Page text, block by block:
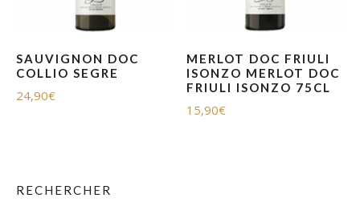
SAUVIGNON DOC
COLLIO SEGRE
24,90€
MERLOT DOC FRIULI
ISONZO MERLOT DOC
FRIULI ISONZO 75CL
15,90€
RECHERCHER